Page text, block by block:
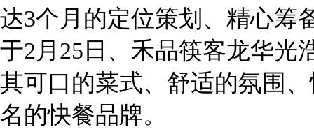
达3个月的定位策划、精心筹
于2月25日、禾品筷客龙华光
其可口的菜式、舒适的氛围
名的快餐品牌。